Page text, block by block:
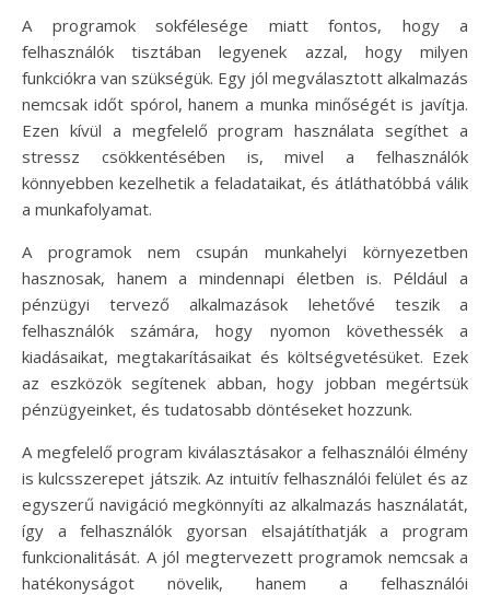
A programok sokfélesége miatt fontos, hogy a
felhasználók tisztában legyenek azzal, hogy milyen
funkciókra van szükségük. Egy jól megválasztott alkalmazás
nemcsak időt spórol, hanem a munka minőségét is javítja.
Ezen kívül a megfelelő program használata segíthet a
stressz csökkentésében is, mivel a felhasználók
könnyebben kezelhetik a feladataikat, és átláthatóbbá válik
a munkafolyamat.
A programok nem csupán munkahelyi környezetben
hasznosak, hanem a mindennapi életben is. Például a
pénzügyi tervező alkalmazások lehetővé teszik a
felhasználók számára, hogy nyomon követhessék a
kiadásaikat, megtakarításaikat és költségvetésüket. Ezek
az eszközök segítenek abban, hogy jobban megértsük
pénzügyeinket, és tudatosabb döntéseket hozzunk.
A megfelelő program kiválasztásakor a felhasználói élmény
is kulcsszerepet játszik. Az intuitív felhasználói felület és az
egyszerű navigáció megkönnyíti az alkalmazás használatát,
így a felhasználók gyorsan elsajátíthatják a program
funkcionalitását. A jól megtervezett programok nemcsak a
hatékonyságot növelik, hanem a felhasználói